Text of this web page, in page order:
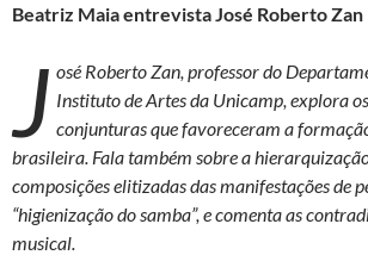
to
d
o
n
e
b
o
o
k
at
s
A
p
p
nt
Beatriz Maia entrevista José Roberto Zan
J osé Roberto Zan, professor do
Instituto de Artes da Unicamp, explora
conjunturas que favoreceram a
brasileira. Fala também sobre a
composições elitizadas das manifestações de
“higienização do samba”, e comenta as
musical.